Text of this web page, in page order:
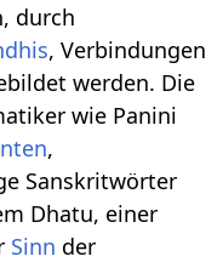
durch
, Verbindungen
werden. Die
wie Panini
,
Sanskritwörter
Dhatu, einer
Sinn der